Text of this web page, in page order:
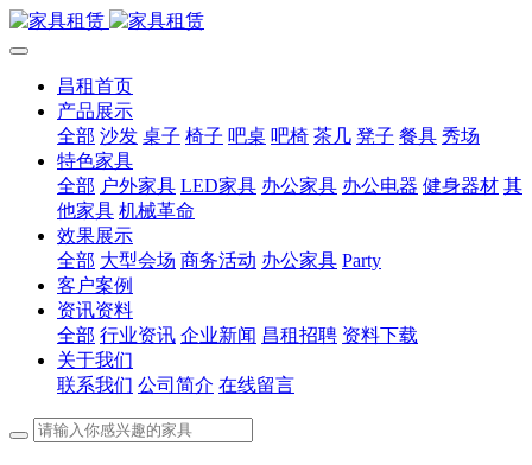
昌租首页
产品展示
全部 沙发 桌子 椅子 吧桌 吧椅 茶几 凳子 餐具 秀场
特色家具
全部 户外家具 LED家具 办公家具 办公电器 健身器材 其
他家具 机械革命
效果展示
全部 大型会场 商务活动 办公家具 Party
客户案例
资讯资料
全部 行业资讯 企业新闻 昌租招聘 资料下载
关于我们
联系我们 公司简介 在线留言